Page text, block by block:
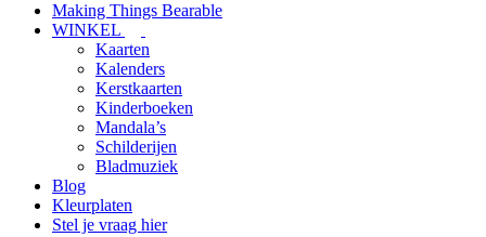
Making Things Bearable
WINKEL
Kaarten
Kalenders
Kerstkaarten
Kinderboeken
Mandala’s
Schilderijen
Bladmuziek
Blog
Kleurplaten
Stel je vraag hier